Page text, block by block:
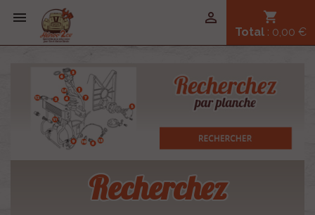
 shopping_cart
Total : 0,00 €

Recherchez